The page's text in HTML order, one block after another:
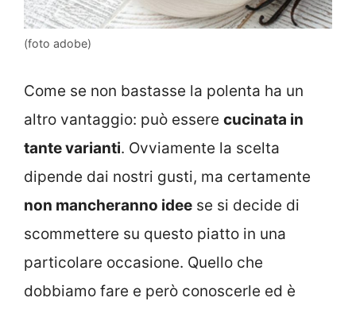
(foto adobe)
Come se non bastasse la polenta ha un
altro vantaggio: può essere cucinata in
tante varianti. Ovviamente la scelta
dipende dai nostri gusti, ma certamente
non mancheranno idee se si decide di
scommettere su questo piatto in una
particolare occasione. Quello che
dobbiamo fare e però conoscerle ed è